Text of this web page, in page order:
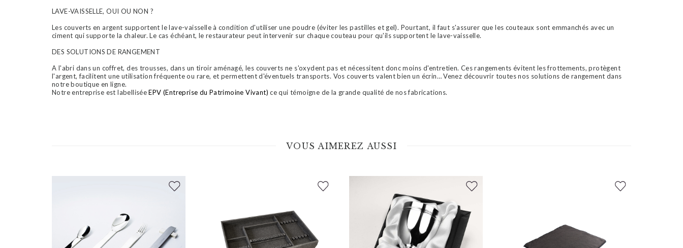
LAVE-VAISSELLE, OUI OU NON ?
Les couverts en argent supportent le lave-vaisselle à condition d'utiliser une poudre (éviter les pastilles et gel). Pourtant, il faut s'assurer que les couteaux sont emmanchés avec un
ciment qui supporte la chaleur. Le cas échéant, le restaurateur peut intervenir sur chaque couteau pour qu'ils supportent le lave-vaisselle.
DES SOLUTIONS DE RANGEMENT
A l'abri dans un coffret, des trousses, dans un tiroir aménagé, les couverts ne s'oxydent pas et nécessitent donc moins d'entretien. Ces rangements évitent les frottements, protègent
l'argent, facilitent une utilisation fréquente ou rare, et permettent d'éventuels transports. Vos couverts valent bien un écrin… Venez découvrir toutes nos solutions de rangement dans
notre boutique en ligne.
Notre entreprise est labelliséeEPV (Entreprise du Patrimoine Vivant) ce qui témoigne de la grande qualité de nos fabrications.
VOUS AIMEREZ AUSSI